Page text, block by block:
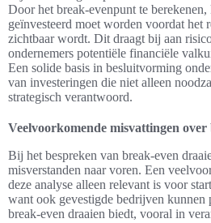
Door het break-evenpunt te
geïnvesteerd moet worden voordat het
zichtbaar wordt. Dit draagt bij aan
ondernemers potentiële financiële
Een solide basis in besluitvorming
van investeringen die niet alleen
strategisch verantwoord.
Veelvoorkomende misvattingen
Bij het bespreken van break-even
misverstanden naar voren. Een
deze analyse alleen relevant is voor
want ook gevestigde bedrijven kunnen
break-even draaien biedt, vooral in